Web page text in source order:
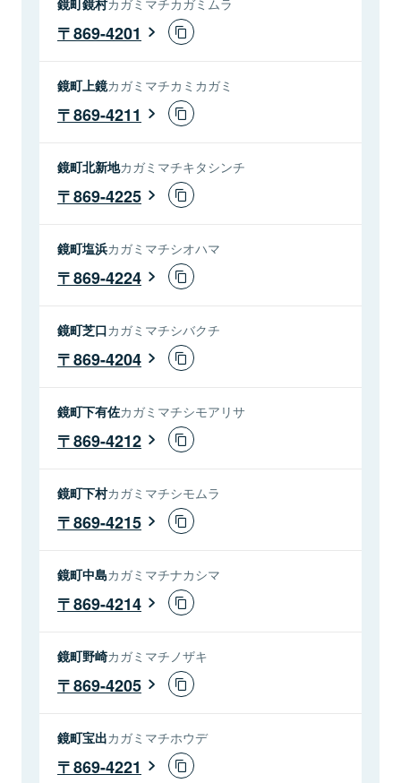
869-4201
鏡町上鏡カガミマチカミカガミ
869-4211
鏡町北新地カガミマチキタシンチ
869-4225
鏡町塩浜カガミマチシオハマ
869-4224
鏡町芝口カガミマチシバクチ
869-4204
鏡町下有佐カガミマチシモアリサ
869-4212
鏡町下村カガミマチシモムラ
869-4215
鏡町中島カガミマチナカシマ
869-4214
鏡町野崎カガミマチノザキ
869-4205
鏡町宝出カガミマチホウデ
869-4221